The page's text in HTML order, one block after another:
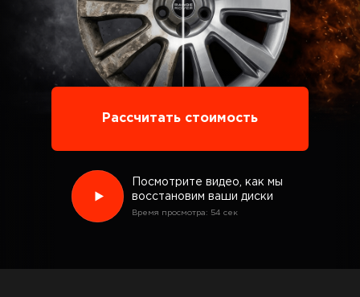
Рассчитать стоимость
Посмотрите видео, как мы
восстановим ваши диски
Время просмотра: 54 сек